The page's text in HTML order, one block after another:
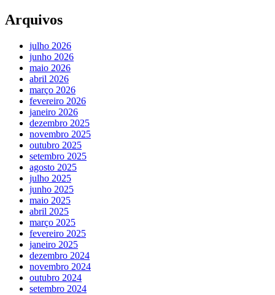
Arquivos
julho 2026
junho 2026
maio 2026
abril 2026
março 2026
fevereiro 2026
janeiro 2026
dezembro 2025
novembro 2025
outubro 2025
setembro 2025
agosto 2025
julho 2025
junho 2025
maio 2025
abril 2025
março 2025
fevereiro 2025
janeiro 2025
dezembro 2024
novembro 2024
outubro 2024
setembro 2024